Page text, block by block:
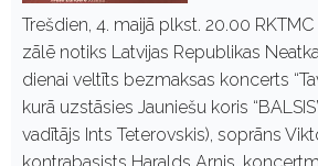
Trešdien, 4. maijā plkst. 20.00 RKTMC
zālē notiks Latvijas Republikas
dienai veltīts bezmaksas koncerts
kurā uzstāsies Jauniešu koris
vadītājs Ints Teterovskis), soprāns
kontrabasists Haralds Arnis,